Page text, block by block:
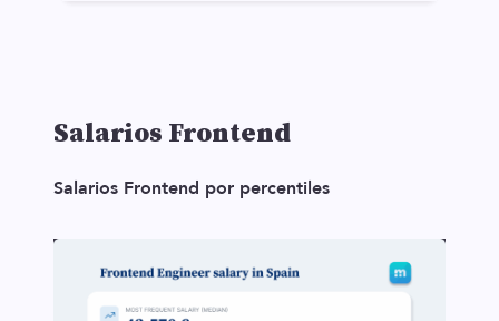
Salarios Frontend
Salarios Frontend por percentiles